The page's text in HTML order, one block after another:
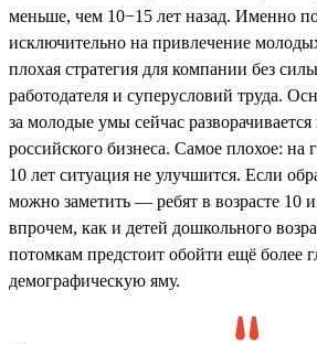
меньше, чем 10−15 лет назад. Именно
исключительно на привлечение
плохая стратегия для компании без
работодателя и суперусловий труда.
за молодые умы сейчас
российского бизнеса. Самое плохое:
10 лет ситуация не улучшится. Если
можно заметить — ребят в возрасте 10
впрочем, как и детей дошкольного
потомкам предстоит обойти ещё более
демографическую яму.